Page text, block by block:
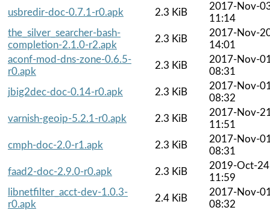
usbredir-doc-0.7.1-r0.apk
2.3 KiB
2017-Nov-
11:14
the_silver_searcher-bash-
completion-2.1.0-r2.apk
2.3 KiB
2017-Nov-
14:01
aconf-mod-dns-zone-0.6.5-
r0.apk
2.3 KiB
2017-Nov-
08:31
jbig2dec-doc-0.14-r0.apk
2.3 KiB
2017-Nov-
08:32
varnish-geoip-5.2.1-r0.apk
2.3 KiB
2017-Nov-
11:51
cmph-doc-2.0-r1.apk
2.3 KiB
2017-Nov-
08:31
faad2-doc-2.9.0-r0.apk
2.3 KiB
2019-Oct-24
11:59
libnetfilter_acct-dev-1.0.3-
r0.apk
2.4 KiB
2017-Nov-
08:32